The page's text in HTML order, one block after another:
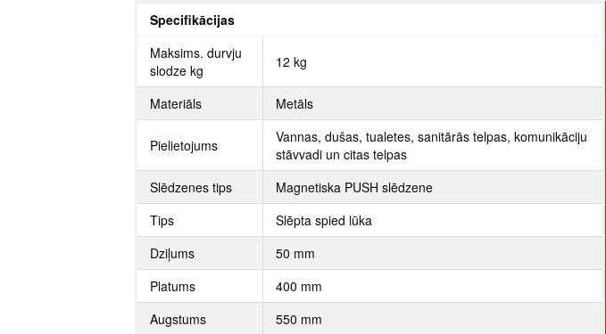
Specifikācijas
Maksims. durvju
slodze kg
12 kg
Materiāls Metāls
Pielietojums
Vannas, dušas, tualetes, sanitārās telpas, komunikāciju
stāvvadi un citas telpas
Slēdzenes tips
Magnetiska PUSH slēdzene
Tips
Slēpta spied lūka
Dziļums
50 mm
Platums
400 mm
Augstums
550 mm